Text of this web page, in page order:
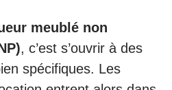
meublé non
, c’est s’ouvrir à des
spécifiques. Les